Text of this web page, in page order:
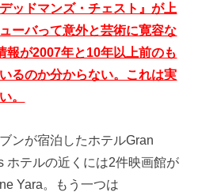
ッドマンズ・チェスト』が上
ーバって意外と芸術に寛容な
報が2007年と10年以上前のも
るのか分からない。これは実
。
ンが宿泊したホテルGran
ホテルの近くには2件映画館が
Yara。もう一つは